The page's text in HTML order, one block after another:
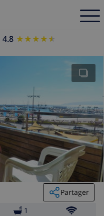
4.8 ★★★★★
★★★★★
Partager
1